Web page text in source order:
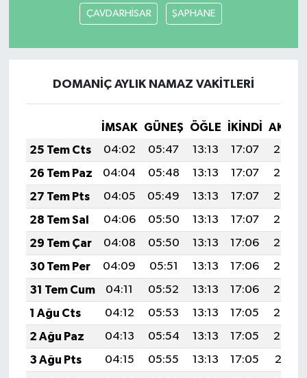
ÇAVDARHİSAR ŞAPHANE
DOMANİÇ AYLIK NAMAZ VAKITLERI
İMSAK GÜNEŞ ÖĞLE İKINDI
25 Tem Cts
04:02 05:47 13:13 17:07
20:29
26 Tem Paz
04:04 05:48 13:13 17:07
20:29
27 Tem Pts
04:05 05:49 13:13 17:07
20:28
28 Tem Sal
04:06 05:50 13:13 17:07
20:27
29 Tem Çar
04:08 05:50 13:13 17:06
20:26
30 Tem Per
04:09 05:51 13:13 17:06
20:25
31 Tem Cum
04:11 05:52 13:13 17:06
20:24
1 Ağu Cts
04:12 05:53 13:13 17:05
20:23
2 Ağu Paz
04:13 05:54 13:13 17:05
20:22
3 Ağu Pts
04:15 05:55 13:13 17:05
20:21